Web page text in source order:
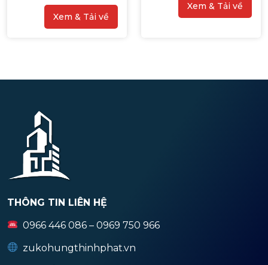
Xem & Tải về
Xem & Tải về
THÔNG TIN LIÊN HỆ
0966 446 086 – 0969 750 966
zukohungthinhphat.vn